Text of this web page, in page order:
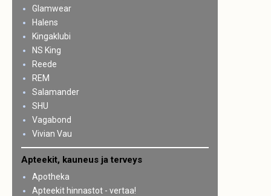
Glamwear
Halens
Kingaklubi
NS King
Reede
REM
Salamander
SHU
Vagabond
Vivian Vau
Apteekit, kauneus ja terveys
Apotheka
Apteekit hinnastot - vertaa!